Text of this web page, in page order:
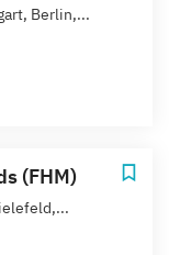
Berlin,...
(FHM)